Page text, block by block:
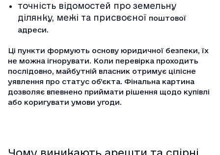
точність відомостей про земельну
ділянку, межі та присвоєної поштової
адреси.
Ці пункти формують основу юридичної безпеки, їх
не можна ігнорувати. Коли перевірка проходить
послідовно, майбутній власник отримує цілісне
уявлення про статус об’єкта. Фінальна картина
дозволяє впевнено приймати рішення щодо купівлі
або коригувати умови угоди.
Чому виникають арешти та спірні